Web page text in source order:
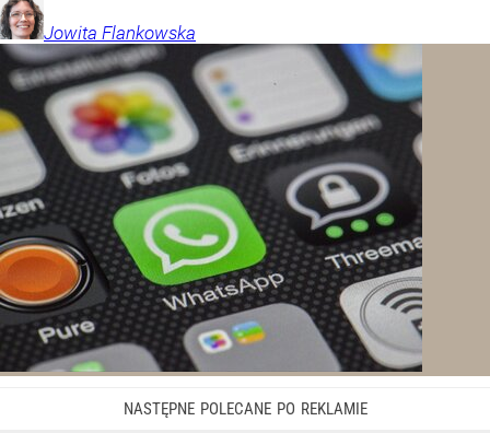
Jowita Flankowska